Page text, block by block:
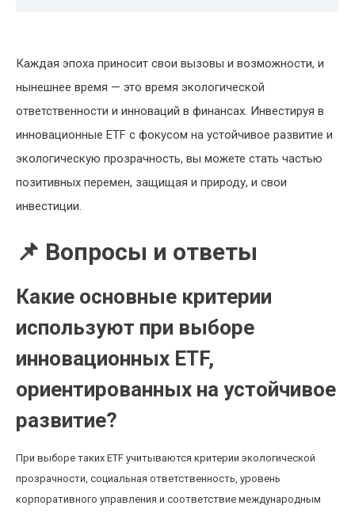
Каждая эпоха приносит свои вызовы и возможности, и
нынешнее время — это время экологической
ответственности и инноваций в финансах. Инвестируя в
инновационные ETF с фокусом на устойчивое развитие и
экологическую прозрачность, вы можете стать частью
позитивных перемен, защищая и природу, и свои
инвестиции.
📌 Вопросы и ответы
Какие основные критерии
используют при выборе
инновационных ETF,
ориентированных на устойчивое
развитие?
При выборе таких ETF учитываются критерии экологической
прозрачности, социальная ответственность, уровень
корпоративного управления и соответствие международным